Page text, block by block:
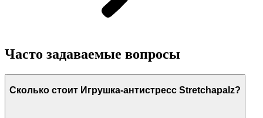
Часто задаваемые вопросы
Сколько стоит Игрушка-антистресс Stretchapalz?